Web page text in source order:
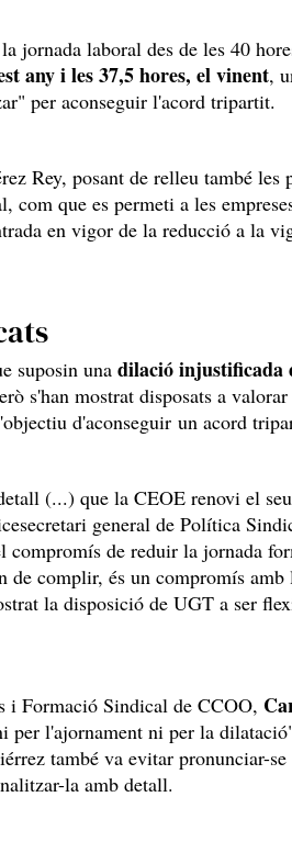
jornada laboral des de les 40
any i les 37,5 hores, el vinent,
per aconseguir l'acord tripartit.
Rey, posant de relleu també les
com que es permeti a les
en vigor de la reducció a la
suposin una dilació injustificada
s'han mostrat disposats a valorar
d'aconseguir un acord
(...) que la CEOE renovi el
general de Política
compromís de reduir la jornada
de complir, és un compromís amb
la disposició de UGT a ser
i Formació Sindical de CCOO,
per l'ajornament ni per la
també va evitar pronunciar-se
la amb detall.